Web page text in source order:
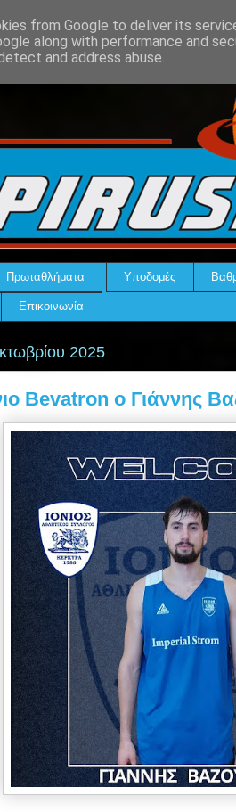
Πρωταθλήματα Υποδομές
Επικοινωνία
2025
Bevatron ο Γιάννης
from Google to deliver its
along with performance and
and address abuse.